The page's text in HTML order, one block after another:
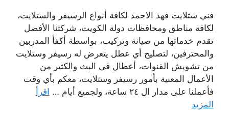
فني ستلايت فهد الاحمد لكافة أنواع الرسيفر والستلايت،
لكافة مناطق ومحافظات دولة الكويت، شركتنا الأفضل
تقدم خدماتها من صيانة وتركيب، بواسطة أكفأ المدربين
والمحترفين، لتصليح أي عطل يتعرض له رسيفر وستلايت
من تشويش القنوات، أعطال في البث والكثير من
الأعمال المعنية بأمور رسيفر وستلايت، معكم بأي وقت
فأعملنا على مدار ال ٢٤ ساعة، ولجميع أيام …
اقرأ
المزيد